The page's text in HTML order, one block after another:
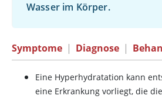
Wasser im Körper.
Symptome | Diagnose |
Eine Hyperhydratation kann
eine Erkrankung vorliegt, die